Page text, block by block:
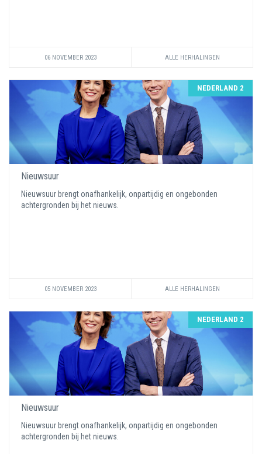
06 NOVEMBER 2023 ALLE HERHALINGEN
NEDERLAND 2
Nieuwsuur
Nieuwsuur brengt onafhankelijk, onpartijdig en ongebonden
achtergronden bij het nieuws.
05 NOVEMBER 2023 ALLE HERHALINGEN
NEDERLAND 2
Nieuwsuur
Nieuwsuur brengt onafhankelijk, onpartijdig en ongebonden
achtergronden bij het nieuws.